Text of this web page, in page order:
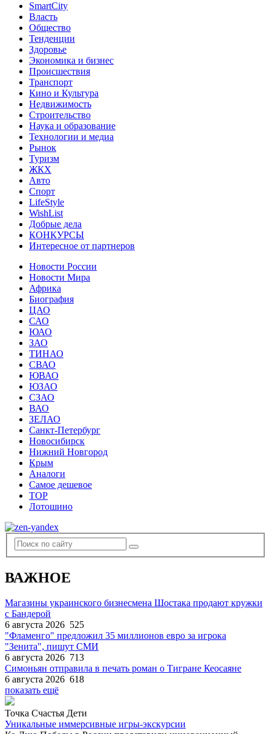
SmartCity
Власть
Общество
Тенденции
Здоровье
Экономика и бизнес
Происшествия
Транспорт
Кино и Культура
Недвижимость
Строительство
Наука и образование
Технологии и медиа
Рынок
Туризм
ЖКХ
Авто
Спорт
LifeStyle
WishList
Добрые дела
КОНКУРСЫ
Интересное от партнеров
Новости России
Новости Мира
Африка
Биография
ЦАО
САО
ЮАО
ЗАО
ТИНАО
СВАО
ЮВАО
ЮЗАО
СЗАО
ВАО
ЗЕЛАО
Санкт-Петербург
Новосибирск
Нижний Новгород
Крым
Аналоги
Самое дешевое
TOP
Лотошино
ВАЖНОЕ
Магазины украинского бизнесмена Шостака продают кружки
с Бандерой
6 августа 2026 525
"Фламенго" предложил 35 миллионов евро за игрока
"Зенита", пишут СМИ
6 августа 2026 713
Симоньян отправила в печать роман о Тигране Кеосаяне
6 августа 2026 618
показать ещё
Точка Счастья Дети
Уникальные иммерсивные игры-экскурсии